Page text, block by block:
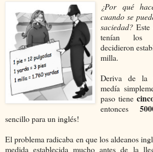
¿Por qué
cuando se
saciedad?
tenían los
decidieron
milla.
Deriva de la
medía
paso tiene
entonces
sencillo para un inglés!
El problema radicaba en que los aldeanos
medida establecida mucho antes de la